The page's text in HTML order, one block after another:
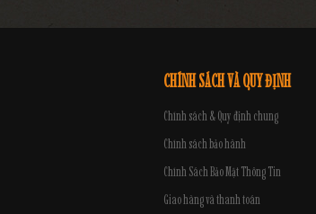
CHÍNH SÁCH VÀ QUY ĐỊNH
Chính sách & Quy định chung
Chính sách bảo hành
Chính Sách Bảo Mật Thông Tin
Giao hàng và thanh toán